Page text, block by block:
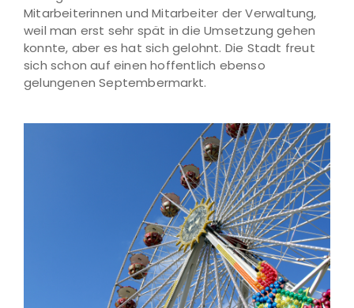
Mitarbeiterinnen und Mitarbeiter der Verwaltung,
weil man erst sehr spät in die Umsetzung gehen
konnte, aber es hat sich gelohnt. Die Stadt freut
sich schon auf einen hoffentlich ebenso
gelungenen Septembermarkt.